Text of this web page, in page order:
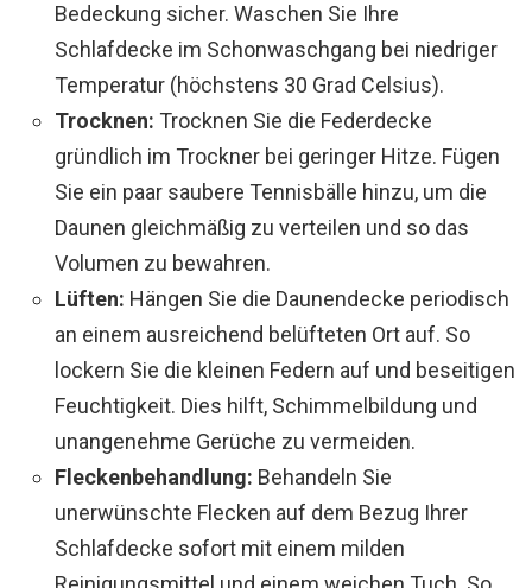
Bedeckung sicher. Waschen Sie Ihre
Schlafdecke im Schonwaschgang bei niedriger
Temperatur (höchstens 30 Grad Celsius).
Trocknen: Trocknen Sie die Federdecke
gründlich im Trockner bei geringer Hitze. Fügen
Sie ein paar saubere Tennisbälle hinzu, um die
Daunen gleichmäßig zu verteilen und so das
Volumen zu bewahren.
Lüften: Hängen Sie die Daunendecke periodisch
an einem ausreichend belüfteten Ort auf. So
lockern Sie die kleinen Federn auf und beseitigen
Feuchtigkeit. Dies hilft, Schimmelbildung und
unangenehme Gerüche zu vermeiden.
Fleckenbehandlung: Behandeln Sie
unerwünschte Flecken auf dem Bezug Ihrer
Schlafdecke sofort mit einem milden